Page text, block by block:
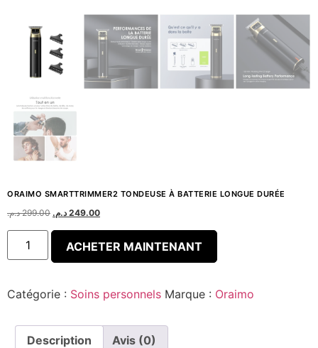
ORAIMO SMARTTRIMMER2 TONDEUSE À BATTERIE LONGUE DURÉE
299.00 د.م. 249.00 د.م.
ACHETER MAINTENANT
Catégorie : Soins personnels Marque : Oraimo
Description Avis (0)